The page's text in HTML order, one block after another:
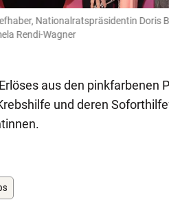
Nationalratspräsidentin Doris
Rendi-Wagner
aus den pinkfarbenen
und deren